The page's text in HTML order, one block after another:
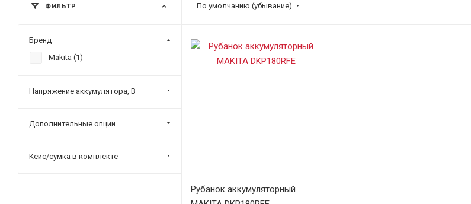
По умолчанию (убывание)
Рубанок аккумуляторный
ФИЛЬТР
Бренд
Makita (1)
Напряжение аккумулятора, В
Дополнительные опции
Кейс/сумка в комплекте